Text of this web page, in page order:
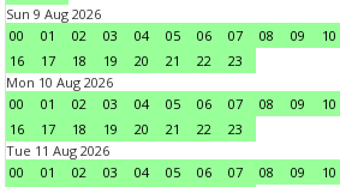
Sun 9 Aug 2026
00
01 02 03 04 05 06 07 08 09 10
16
17 18 19 20 21 22
23
Mon 10 Aug 2026
00
01 02 03 04 05 06 07 08 09 10
16
17 18 19 20 21 22
23
Tue 11 Aug 2026
00
01 02 03 04 05 06 07 08 09 10